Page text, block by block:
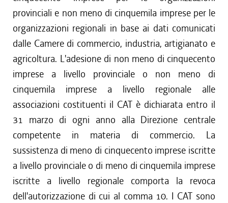
provinciali e non meno di cinquemila imprese per le
organizzazioni regionali in base ai dati comunicati
dalle Camere di commercio, industria, artigianato e
agricoltura. L'adesione di non meno di cinquecento
imprese a livello provinciale o non meno di
cinquemila imprese a livello regionale alle
associazioni costituenti il CAT è dichiarata entro il
31 marzo di ogni anno alla Direzione centrale
competente in materia di commercio. La
sussistenza di meno di cinquecento imprese iscritte
a livello provinciale o di meno di cinquemila imprese
iscritte a livello regionale comporta la revoca
dell'autorizzazione di cui al comma 10. I CAT sono